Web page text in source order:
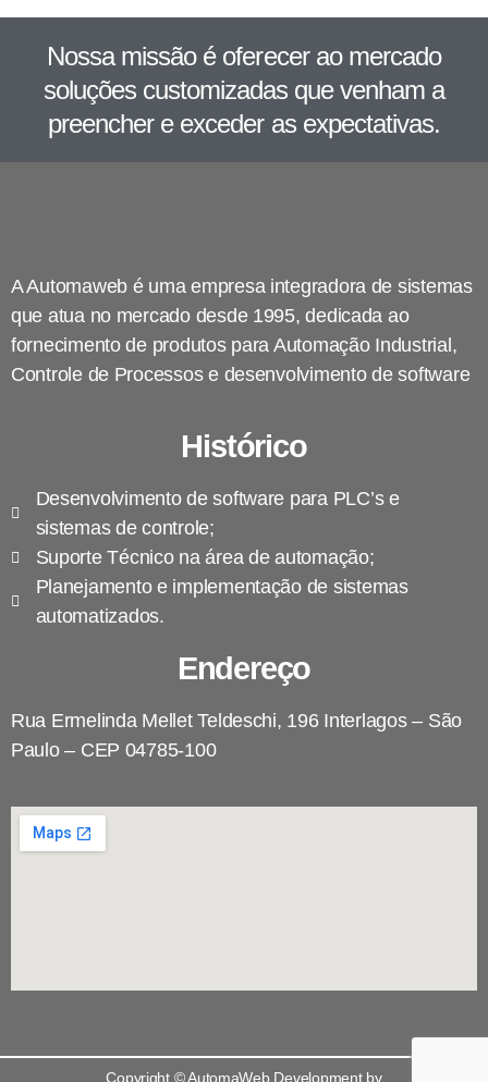
Nossa missão é oferecer ao mercado
soluções customizadas que venham a
preencher e exceder as expectativas.
A Automaweb é uma empresa integradora de sistemas
que atua no mercado desde 1995, dedicada ao
fornecimento de produtos para Automação Industrial,
Controle de Processos e desenvolvimento de software
Histórico
Desenvolvimento de software para PLC’s e
sistemas de controle;
Suporte Técnico na área de automação;
Planejamento e implementação de sistemas
automatizados.
Endereço
Rua Ermelinda Mellet Teldeschi, 196 Interlagos – São
Paulo – CEP 04785-100
Copyright © AutomaWeb Development by